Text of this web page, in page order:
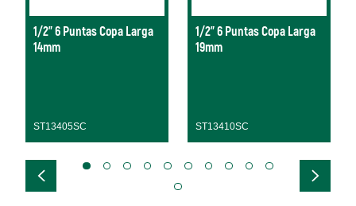
1/2" 6 Puntas Copa Larga
14mm
ST13405SC
1/2" 6 Puntas Copa Larga
19mm
ST13410SC